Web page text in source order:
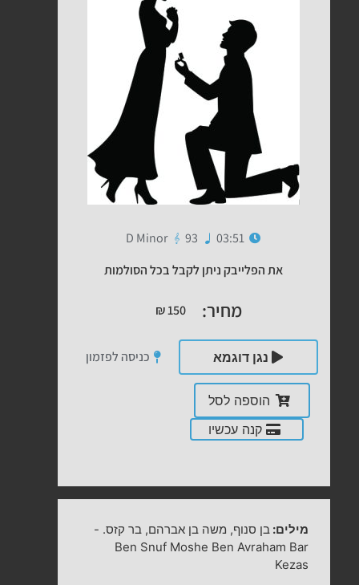
03:51
93
D Minor
את הפלייבק ניתן לקבל בכל הסולמות
מחיר: ₪150
נגן דוגמא כניסה לפזמון
הוספה לסל
קנה עכשיו
מילים:בן סנוף, משה בן אברהם, בר קזס. -
Ben Snuf Moshe Ben Avraham Bar
Kezas